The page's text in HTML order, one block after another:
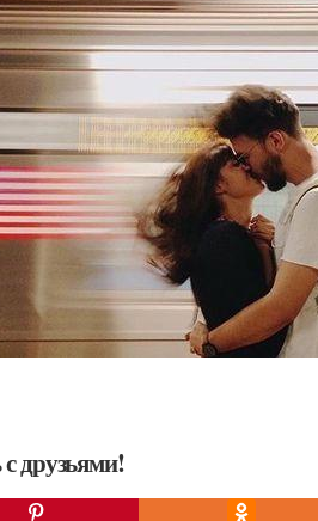
друзьями!